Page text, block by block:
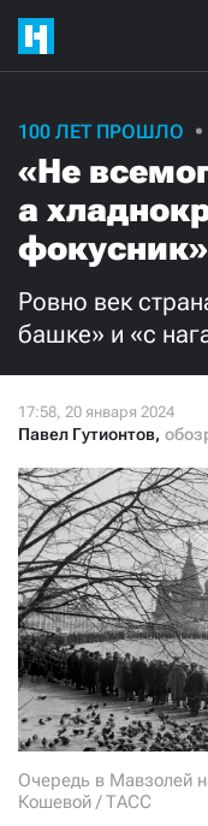
100 ЛЕТ ПРОШЛО
«Не
а
фокусник»
Ровно век
башке» и «с
Павел Гутионтов,
Очередь в Мавзолей
Кошевой / ТАСС
Ежемесячно
Нажимая кнопку
я принимаю условия и
Если у вас есть
звоните:
+7 (929) 612-03-68